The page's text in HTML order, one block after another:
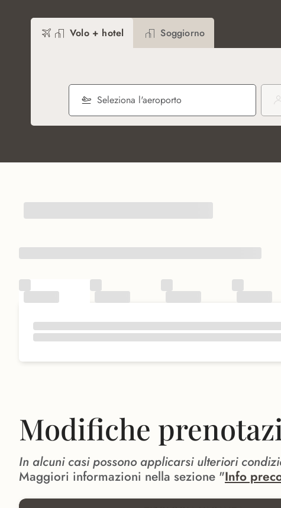
Volo + hotel Soggiorno
Seleziona l'aeroporto
Modifiche
In alcuni casi possono applicarsi ulteriori
Maggiori informazioni nella sezione "Info